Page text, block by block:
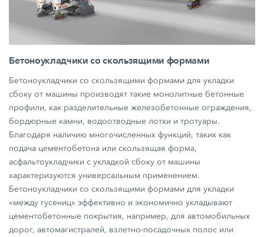
Бетоноукладчики со скользящими формами
Бетоноукладчики со скользящими формами для укладки
сбоку от машины производят такие монолитные бетонные
профили, как разделительные железобетонные ограждения,
бордюрные камни, водоотводные лотки и тротуары.
Благодаря наличию многочисленных функций, таких как
подача цементобетона или скользящая форма,
асфальтоукладчики с укладкой сбоку от машины
характеризуются универсальным применением.
Бетоноукладчики со скользящими формами для укладки
«между гусениц» эффективно и экономично укладывают
цементобетонные покрытия, например, для автомобильных
дорог, автомагистралей, взлетно-посадочных полос или